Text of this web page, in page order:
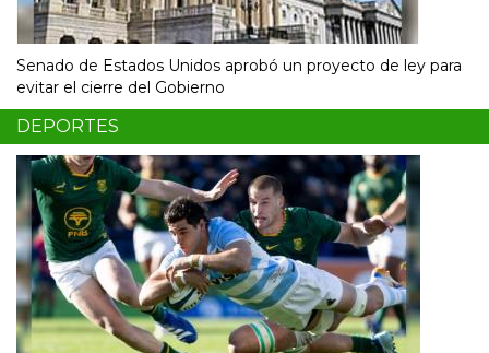
Senado de Estados Unidos aprobó un proyecto de ley para
evitar el cierre del Gobierno
DEPORTES